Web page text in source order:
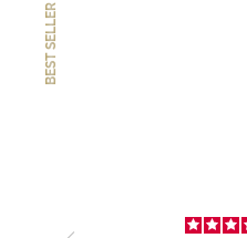
BEST SELLER